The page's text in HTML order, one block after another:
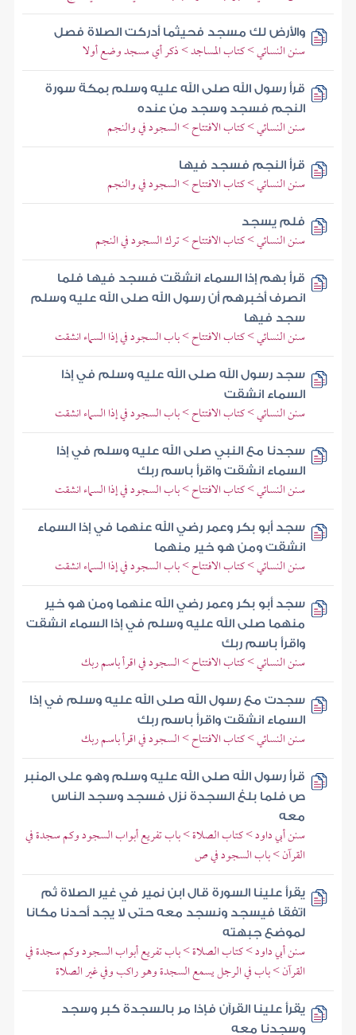
والأرض لك مسجد فحيثما أدركت الصلاة فصل
سنن النسائي > كتاب المساجد > ذكر أي مسجد وضع أولا
قرأ رسول الله صلى الله عليه وسلم بمكة سورة
النجم فسجد وسجد من عنده
سنن النسائي > كتاب الافتتاح > السجود في والنجم
قرأ النجم فسجد فيها
سنن النسائي > كتاب الافتتاح > السجود في والنجم
فلم يسجد
سنن النسائي > كتاب الافتتاح > ترك السجود في النجم
قرأ بهم إذا السماء انشقت فسجد فيها فلما
انصرف أخبرهم أن رسول الله صلى الله عليه وسلم
سجد فيها
سنن النسائي > كتاب الافتتاح > باب السجود في إذا السماء انشقت
سجد رسول الله صلى الله عليه وسلم في إذا
السماء انشقت
سنن النسائي > كتاب الافتتاح > باب السجود في إذا السماء انشقت
سجدنا مع النبي صلى الله عليه وسلم في إذا
السماء انشقت واقرأ باسم ربك
سنن النسائي > كتاب الافتتاح > باب السجود في إذا السماء انشقت
سجد أبو بكر وعمر رضي الله عنهما في إذا السماء
انشقت ومن هو خير منهما
سنن النسائي > كتاب الافتتاح > باب السجود في إذا السماء انشقت
سجد أبو بكر وعمر رضي الله عنهما ومن هو خير
منهما صلى الله عليه وسلم في إذا السماء انشقت
واقرأ باسم ربك
سنن النسائي > كتاب الافتتاح > السجود في اقرأ باسم ربك
سجدت مع رسول الله صلى الله عليه وسلم في إذا
السماء انشقت واقرأ باسم ربك
سنن النسائي > كتاب الافتتاح > السجود في اقرأ باسم ربك
قرأ رسول الله صلى الله عليه وسلم وهو على المنبر
ص فلما بلغ السجدة نزل فسجد وسجد الناس
معه
سنن أبي داود > كتاب الصلاة > باب تفريع أبواب السجود وكم سجدة في
القرآن > باب السجود في ص
يقرأ علينا السورة قال ابن نمير في غير الصلاة ثم
اتفقا فيسجد ونسجد معه حتى لا يجد أحدنا مكانا
لموضع جبهته
سنن أبي داود > كتاب الصلاة > باب تفريع أبواب السجود وكم سجدة في
القرآن > باب في الرجل يسمع السجدة وهو راكب وفي غير الصلاة
يقرأ علينا القرآن فإذا مر بالسجدة كبر وسجد
وسجدنا معه